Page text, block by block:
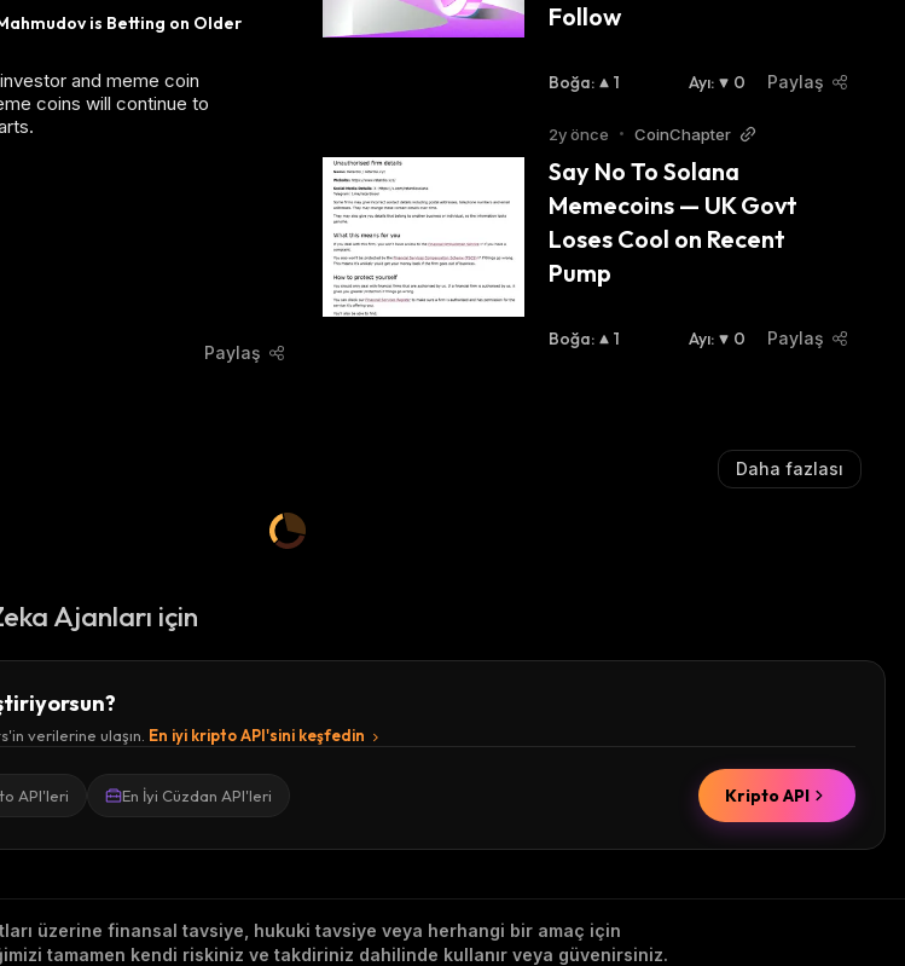
is Betting on Older
and meme coin
coins will continue to
Paylaş
Follow
Boğa: 1 Ayı: 0 Paylaş
2y önce • CoinChapter
Say No To Solana
Memecoins — UK Govt
Loses Cool on Recent
Pump
Boğa: 1 Ayı: 0 Paylaş
Daha fazlası
Ajanları için
verilerine ulaşın. En iyi kripto API'sini keşfedin
API'leri En İyi Cüzdan API'leri Kripto API
üzerine finansal tavsiye, hukuki tavsiye veya herhangi bir amaç için
tamamen kendi riskiniz ve takdiriniz dahilinde kullanır veya güvenirsiniz.